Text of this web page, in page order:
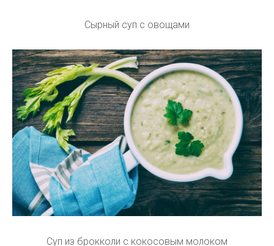
Сырный суп с овощами
Суп из брокколи с кокосовым молоком